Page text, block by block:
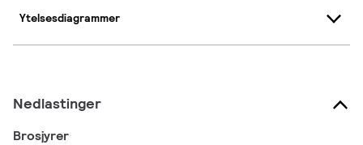
Ytelsesdiagrammer
Nedlastinger
Brosjyrer